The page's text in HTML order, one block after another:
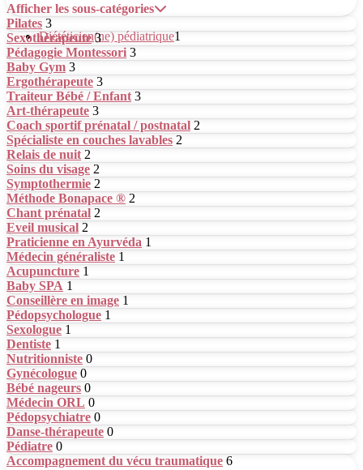
Afficher les sous-catégories
Diététicien(ne) pédiatrique1
Pilates 3
Sexothérapeute 3
Pédagogie Montessori 3
Baby Gym 3
Ergothérapeute 3
Traiteur Bébé / Enfant 3
Art-thérapeute 3
Coach sportif prénatal / postnatal 2
Spécialiste en couches lavables 2
Relais de nuit 2
Soins du visage 2
Symptothermie 2
Méthode Bonapace ® 2
Chant prénatal 2
Eveil musical 2
Praticienne en Ayurvéda 1
Médecin généraliste 1
Acupuncture 1
Baby SPA 1
Conseillère en image 1
Pédopsychologue 1
Sexologue 1
Dentiste 1
Nutritionniste 0
Gynécologue 0
Bébé nageurs 0
Médecin ORL 0
Pédopsychiatre 0
Danse-thérapeute 0
Pédiatre 0
Accompagnement du vécu traumatique 6